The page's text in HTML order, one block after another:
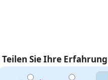
Teilen Sie Ihre